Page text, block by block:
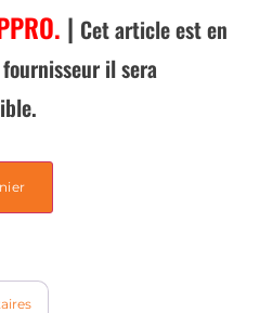
| Cet article est en
il sera